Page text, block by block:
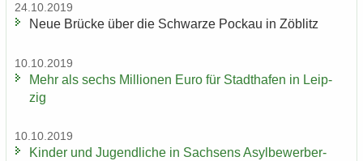
24.10.2019
Neue Brü­cke über die Schwar­ze Po­ckau in Zö­blitz
10.10.2019
Mehr als sechs Mil­lio­nen Euro für Stadt­ha­fen in Leip­
zig
10.10.2019
Kin­der und Ju­gend­li­che in Sach­sens Asylbewerber-​